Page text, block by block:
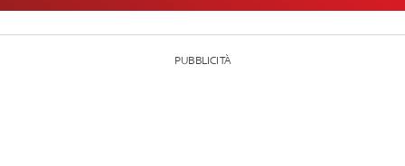
PUBBLICITÀ